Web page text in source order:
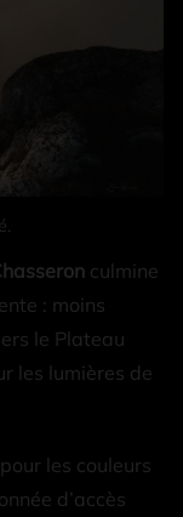
culmine
: moins
le Plateau
les lumières de
les couleurs
d’accès